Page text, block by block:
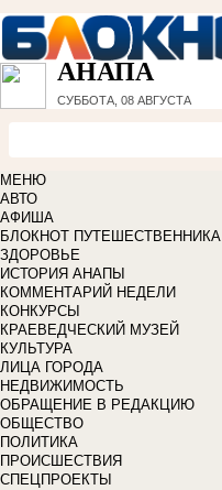
АНАПА
СУББОТА, 08 АВГУСТА
МЕНЮ
АВТО
АФИША
БЛОКНОТ ПУТЕШЕСТВЕННИКА
ЗДОРОВЬЕ
ИСТОРИЯ АНАПЫ
КОММЕНТАРИЙ НЕДЕЛИ
КОНКУРСЫ
КРАЕВЕДЧЕСКИЙ МУЗЕЙ
КУЛЬТУРА
ЛИЦА ГОРОДА
НЕДВИЖИМОСТЬ
ОБРАЩЕНИЕ В РЕДАКЦИЮ
ОБЩЕСТВО
ПОЛИТИКА
ПРОИСШЕСТВИЯ
СПЕЦПРОЕКТЫ